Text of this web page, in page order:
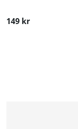
149 kr